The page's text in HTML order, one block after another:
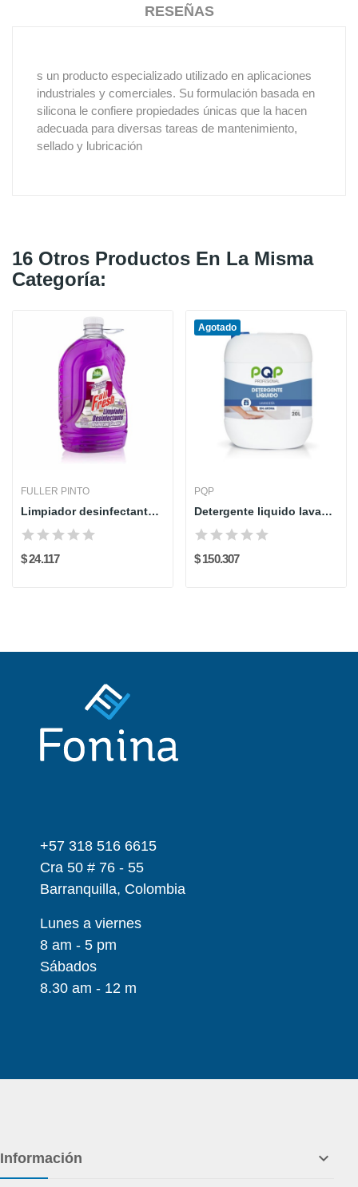
RESEÑAS
s un producto especializado utilizado en aplicaciones
industriales y comerciales. Su formulación basada en
silicona le confiere propiedades únicas que la hacen
adecuada para diversas tareas de mantenimiento,
sellado y lubricación
16 Otros Productos En La Misma
Categoría:
FULLER PINTO
Limpiador desinfectante Full Fresh
$ 24.117
Agotado
PQP
Detergente liquido lavanderia 20l pqp
$ 150.307
+57 318 516 6615
Cra 50 # 76 - 55
Barranquilla, Colombia
Lunes a viernes
8 am - 5 pm
Sábados
8.30 am - 12 m
Información 